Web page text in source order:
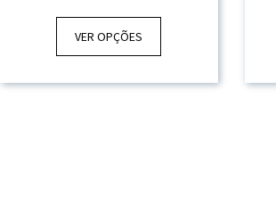
VER OPÇÕES